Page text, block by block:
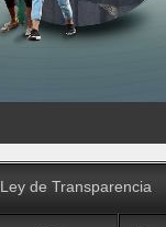
Ley de Transparencia